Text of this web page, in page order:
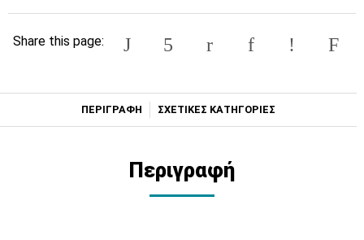
Share this page:
ΠΕΡΙΓΡΑΦΗ ΣΧΕΤΙΚΕΣ ΚΑΤΗΓΟΡΙΕΣ
Περιγραφή